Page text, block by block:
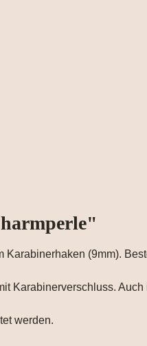
(9mm).
Karabinerverschluss.
werden.